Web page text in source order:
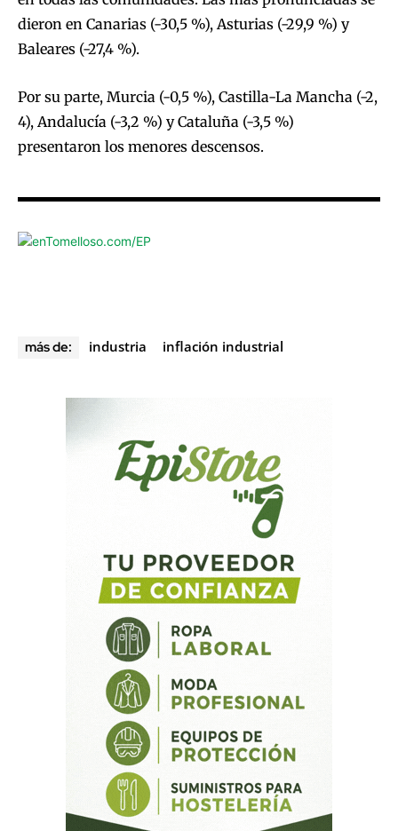
dieron en Canarias (-30,5 %), Asturias (-29,9 %) y
Baleares (-27,4 %).
Por su parte, Murcia (-0,5 %), Castilla-La Mancha (-2,
4), Andalucía (-3,2 %) y Cataluña (-3,5 %)
presentaron los menores descensos.
más de: industria inflación industrial